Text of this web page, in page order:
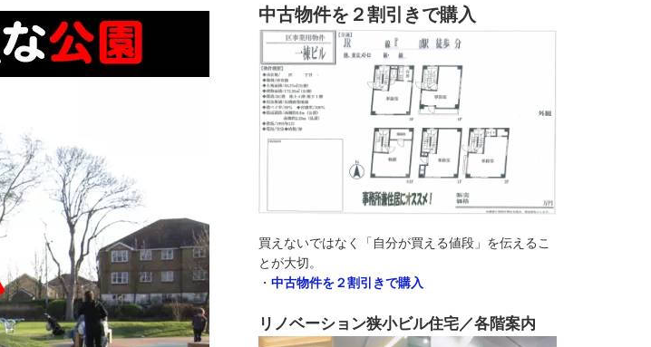
中古物件を２割引きで購入
買えないではなく「自分が買える値段」を伝えるこ
とが大切。
・ 中古物件を２割引きで購入
リノベーション狭小ビル住宅／各階案内